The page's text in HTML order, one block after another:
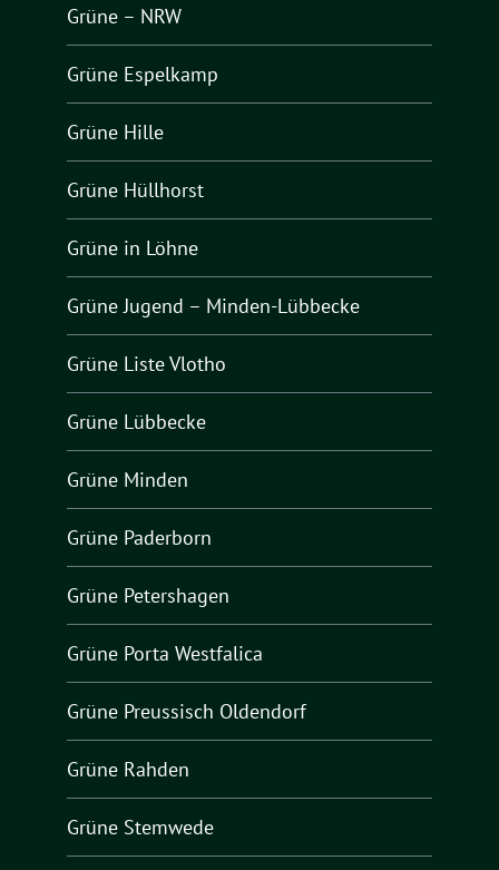
Grüne – NRW
Grüne Espelkamp
Grüne Hille
Grüne Hüllhorst
Grüne in Löhne
Grüne Jugend – Minden-Lübbecke
Grüne Liste Vlotho
Grüne Lübbecke
Grüne Minden
Grüne Paderborn
Grüne Petershagen
Grüne Porta Westfalica
Grüne Preussisch Oldendorf
Grüne Rahden
Grüne Stemwede